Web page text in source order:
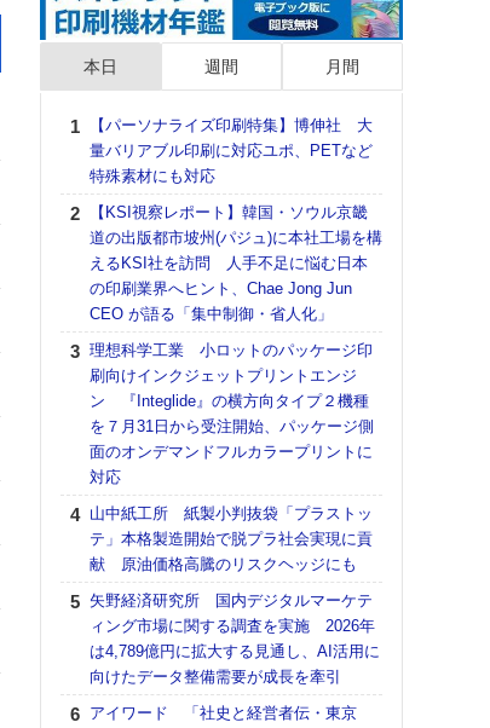
本日 週間 月間
【パーソナライズ印刷特集】博伸社 大
量バリアブル印刷に対応ユポ、PETなど
特殊素材にも対応
【KSI視察レポート】韓国・ソウル京畿
道の出版都市坡州(パジュ)に本社工場を構
えるKSI社を訪問 人手不足に悩む日本
の印刷業界へヒント、Chae Jong Jun
CEO が語る「集中制御・省人化」
理想科学工業 小ロットのパッケージ印
刷向けインクジェットプリントエンジ
ン 『Integlide』の横方向タイプ２機種
を７月31日から受注開始、パッケージ側
面のオンデマンドフルカラープリントに
対応
山中紙工所 紙製小判抜袋「プラストッ
テ」本格製造開始で脱プラ社会実現に貢
献 原油価格高騰のリスクヘッジにも
矢野経済研究所 国内デジタルマーケテ
ィング市場に関する調査を実施 2026年
は4,789億円に拡大する見通し、AI活用に
向けたデータ整備需要が成長を牽引
アイワード 「社史と経営者伝・東京